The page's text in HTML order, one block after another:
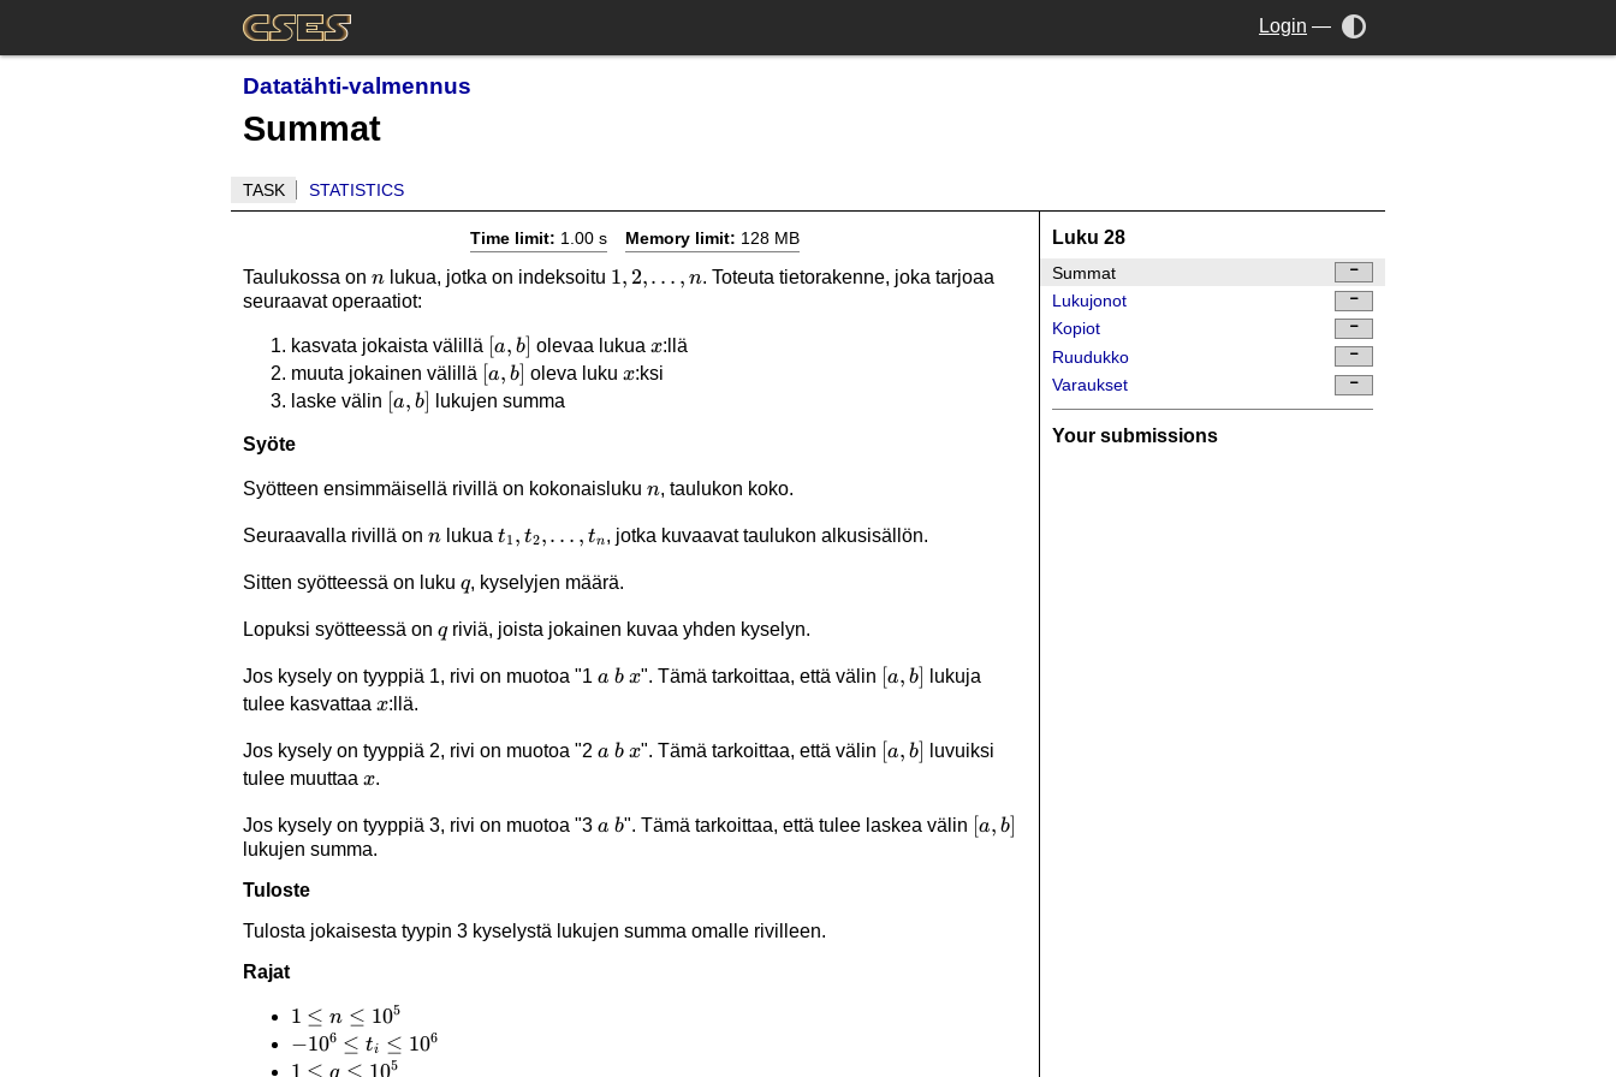
Login —
Datatähti-valmennus
Summat
TASK STATISTICS
Time limit: 1.00 s Memory limit: 128 MB
Taulukossa on n
nlukua, jotka on indeksoitu 1,2,\ldots,n
1, 2,… , n. Toteuta tietorakenne, joka tarjoaa
seuraavat operaatiot:
kasvata jokaista välillä [a,b]
[a, b] olevaa lukua x
x:llä
muuta jokainen välillä [a,b]
[a, b] oleva luku x
x:ksi
laske välin [a,b]
[a, b] lukujen summa
Syöte
Syötteen ensimmäisellä rivillä on kokonaisluku n
n, taulukon koko.
Seuraavalla rivillä on n
nlukua t_1,t_2,\ldots,t_n
t1 , t2,… , tn, jotka kuvaavat taulukon alkusisällön.
Sitten syötteessä on luku q
q, kyselyjen määrä.
Lopuksi syötteessä on q
qriviä, joista jokainen kuvaa yhden kyselyn.
Jos kysely on tyyppiä 1, rivi on muotoa "1 a
a b
b x
x". Tämä tarkoittaa, että välin [a,b]
[a, b] lukuja
tulee kasvattaa x
x:llä.
Jos kysely on tyyppiä 2, rivi on muotoa "2 a
a b
b x
x". Tämä tarkoittaa, että välin [a,b]
[a, b] luvuiksi
tulee muuttaa x
x.
Jos kysely on tyyppiä 3, rivi on muotoa "3 a
a b
b". Tämä tarkoittaa, että tulee laskea välin [a,b]
[a, b]
lukujen summa.
Tuloste
Tulosta jokaisesta tyypin 3 kyselystä lukujen summa omalle rivilleen.
Rajat
1 \le
n
\le
1 ≤ n ≤ 105
-10^6
\le
−106 ≤ ti ≤ 106
1 \le
1 ≤ q ≤ 105
Luku 28
Summat
Lukujonot
Kopiot
Ruudukko
Varaukset
Your submissions